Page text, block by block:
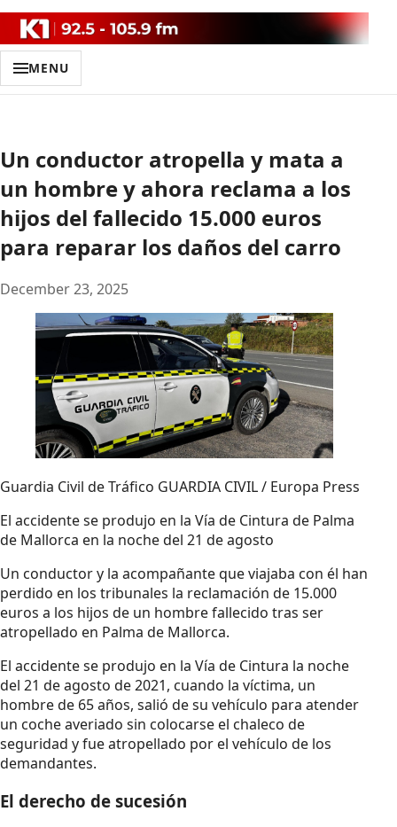
MENU
Un conductor atropella y mata a
un hombre y ahora reclama a los
hijos del fallecido 15.000 euros
para reparar los daños del carro
December 23, 2025
Guardia Civil de Tráfico GUARDIA CIVIL / Europa Press
El accidente se produjo en la Vía de Cintura de Palma
de Mallorca en la noche del 21 de agosto
Un conductor y la acompañante que viajaba con él han
perdido en los tribunales la reclamación de 15.000
euros a los hijos de un hombre fallecido tras ser
atropellado en Palma de Mallorca.
El accidente se produjo en la Vía de Cintura la noche
del 21 de agosto de 2021, cuando la víctima, un
hombre de 65 años, salió de su vehículo para atender
un coche averiado sin colocarse el chaleco de
seguridad y fue atropellado por el vehículo de los
demandantes.
El derecho de sucesión